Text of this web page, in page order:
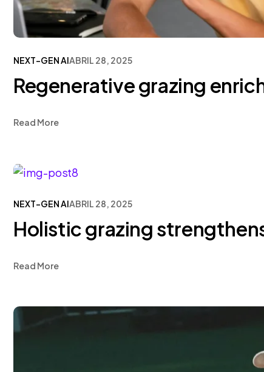
NEXT-GEN AIABRIL 28, 2025
Regenerative grazing
Read More
NEXT-GEN AIABRIL 28, 2025
Holistic grazing
Read More